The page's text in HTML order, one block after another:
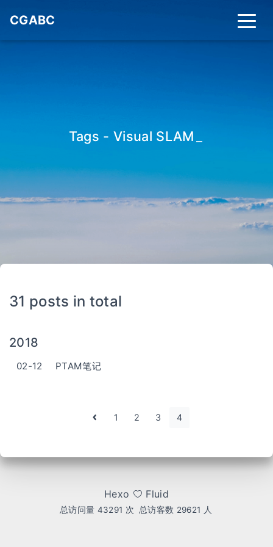
CGABC
Tags - Visual SLAM
31 posts in total
2018
02-12 PTAM笔记
1 2 3 4
Hexo Fluid
总访问量 43291 次 总访客数 29621 人